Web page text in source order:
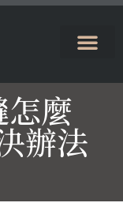
麼
辦法